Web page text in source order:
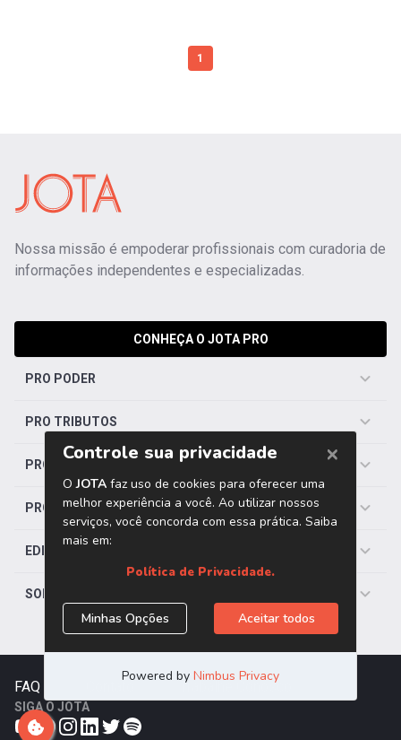
1
Nossa missão é empoderar profissionais com curadoria de
informações independentes e especializadas.
CONHEÇA O JOTA PRO
PRO PODER
PRO TRIBUTOS
PRO TRABALHISTA
PRO SAÚDE
EDITORIAS
SOBRE O JOTA
FAQ Trabalhe Conosco
SIGA O JOTA